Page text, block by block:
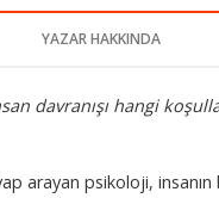
YAZAR HAKKINDA
davranışı hangi
arayan psikoloji, insanın